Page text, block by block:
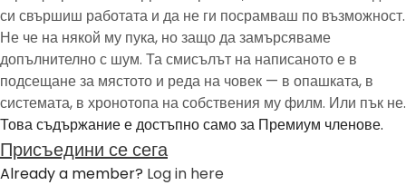
си свършиш работата и да не ги посрамваш по възможност.
Не че на някой му пука, но защо да замърсяваме
допълнително с шум. Та смисълът на написаното е в
подсещане за мястото и реда на човек — в опашката, в
системата, в хронотопа на собствения му филм. Или пък не.
Това съдържание е достъпно само за Премиум членове.
Присъедини се сега
Already a member? Log in here